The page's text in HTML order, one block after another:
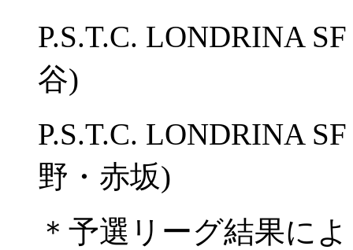
P.S.T.C. LONDRINA
谷)
P.S.T.C. LONDRINA
野・赤坂)
＊予選リーグ結果に